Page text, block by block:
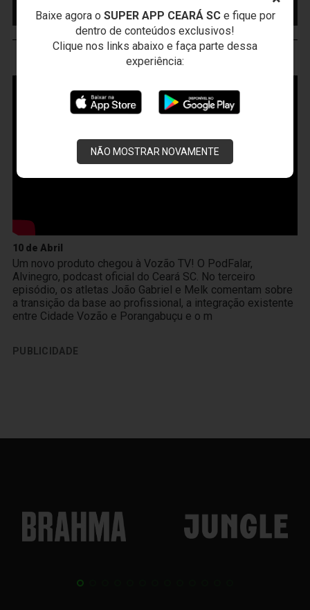
Baixe agora o SUPER APP CEARÁ SCe fique por
dentro de conteúdos exclusivos!
Clique nos links abaixo e faça parte dessa
experiência:
NÃO MOSTRAR NOVAMENTE
INGRESSO
VOZÃOTV
10 de Abril
Um novo produto chegou à Vozão TV! O PodFalar,
Alvinegro, podcast oficial do Ceará SC. No terceiro
episódio, os atletas João Gabriel e Melk comentam sobre
a transição da base ao profissional, a integração existente
entre Cidade Vozão e Porangabuçu e o m
PUBLICIDADE